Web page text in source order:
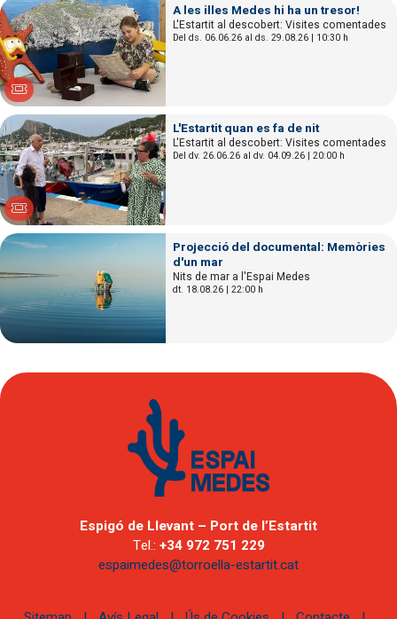
A les illes Medes hi ha un tresor!
L'Estartit al descobert: Visites comentades
Del ds. 06.06.26al ds. 29.08.26| 10:30 h
L'Estartit quan es fa de nit
L'Estartit al descobert: Visites comentades
Del dv. 26.06.26al dv. 04.09.26| 20:00 h
Projecció del documental: Memòries
d'un mar
Nits de mar a l'Espai Medes
dt. 18.08.26| 22:00 h
Espigó de Llevant – Port de l’Estartit
Tel.: +34 972 751 229
espaimedes@torroella-estartit.cat